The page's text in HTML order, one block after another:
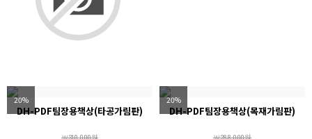
20%
DH-PDF팀장용책상(타공가림판)
20%
DH-PDF팀장용책상(목재가림판)